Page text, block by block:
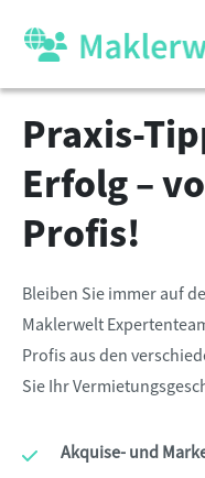
Praxis-
Erfolg –
Profis!
Bleiben Sie immer auf
Maklerwelt
Profis aus den
Sie Ihr
Akquise- und